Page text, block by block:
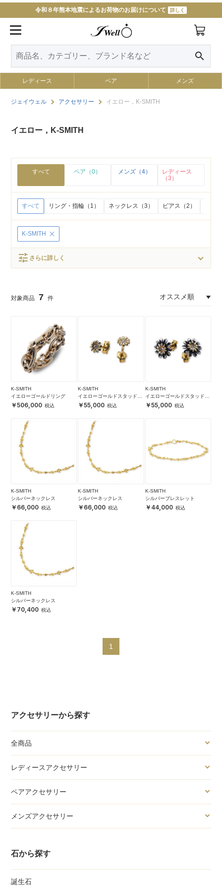
令和８年熊本地震によるお荷物のお届けについて 詳しく
search
レディース ペア メンズ
ジェイウェル アクセサリー イエロー，K-SMITH
アクセサリーから探す
全商品
レディースアクセサリー
ペアアクセサリー
メンズアクセサリー
石から探す
誕生石
イエロー，K-SMITH
すべて ペア（0） メンズ（4）
レディース
（3）
すべて リング・指輪（1） ネックレス（3） ピアス（2）
K-SMITH
tune さらに詳しく
7
K-SMITH
イエローゴールドリング
506,000
K-SMITH
イエローゴールドスタッドピ
アス55,000
K-SMITH
イエローゴールドスタッドピ
アス55,000
K-SMITH
シルバーネックレス
66,000
K-SMITH
シルバーネックレス
66,000
K-SMITH
シルバーブレスレット
44,000
K-SMITH
シルバーネックレス
70,400
1